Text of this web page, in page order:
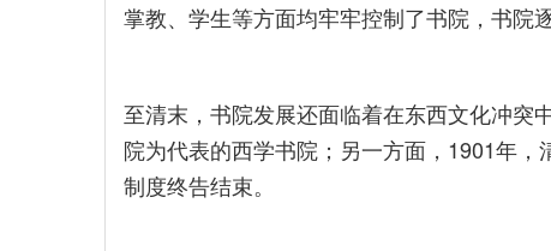
掌教、学生等方面均牢牢控制了书院，书院
至清末，书院发展还面临着在东西文化冲突
院为代表的西学书院；另一方面，1901年
制度终告结束。